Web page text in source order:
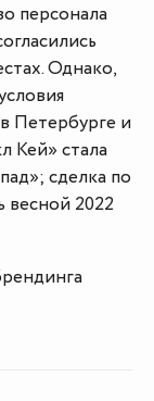
персонала
Однако,
Петербурге и
Кей» стала
сделка по
весной 2022